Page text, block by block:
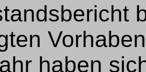
haben